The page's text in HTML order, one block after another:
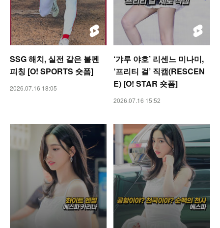
SSG 해치, 실전 같은 불펜
피칭 [O! SPORTS 숏폼]
2026.07.16 18:05
‘갸루 야호’ 리센느 미나미,
‘프리티 걸’ 직캠(RESCEN
E) [O! STAR 숏폼]
2026.07.16 15:52